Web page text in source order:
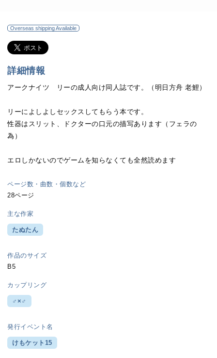
Overseas shipping Available
詳細情報
アークナイツ リーの成人向け同人誌です。（明日方舟 老鯉）
リーによしよしセックスしてもらう本です。
性器はスリット、ドクターの口元の描写あります（フェラの
為）
エロしかないのでゲームを知らなくても全然読めます
ページ数・曲数・個数など
28ページ
主な作家
たぬたん
作品のサイズ
B5
カップリング
♂×♂
発行イベント名
けもケット15